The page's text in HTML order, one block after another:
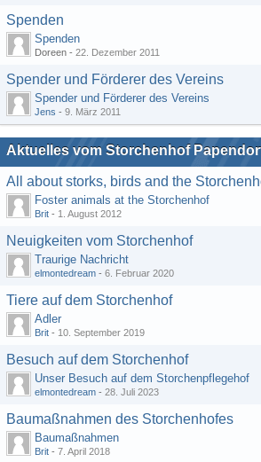
Spenden
Spenden
Doreen - 22. Dezember 2011
Spender und Förderer des Vereins
Spender und Förderer des Vereins
Jens - 9. März 2011
Aktuelles vom Storchenhof
All about storks, birds and the
Foster animals at the Storchenhof
Brit - 1. August 2012
Neuigkeiten vom Storchenhof
Traurige Nachricht
elmontedream - 6. Februar 2020
Tiere auf dem Storchenhof
Adler
Brit - 10. September 2019
Besuch auf dem Storchenhof
Unser Besuch auf dem Storchenpflegehof
elmontedream - 28. Juli 2023
Baumaßnahmen des Storchenhofes
Baumaßnahmen
Brit - 7. April 2018